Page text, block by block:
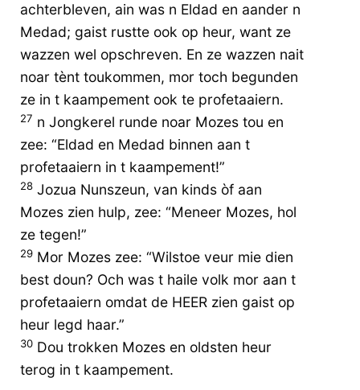
achterbleven, ain was n Eldad en aander n
Medad; gaist rustte ook op heur, want ze
wazzen wel opschreven. En ze wazzen nait
noar tènt toukommen, mor toch begunden
ze in t kaampement ook te profetaaiern.
27 n Jongkerel runde noar Mozes tou en
zee: “Eldad en Medad binnen aan t
profetaaiern in t kaampement!”
28 Jozua Nunszeun, van kinds òf aan
Mozes zien hulp, zee: “Meneer Mozes, hol
ze tegen!”
29 Mor Mozes zee: “Wilstoe veur mie dien
best doun? Och was t haile volk mor aan t
profetaaiern omdat de HEER zien gaist op
heur legd haar.”
30 Dou trokken Mozes en oldsten heur
terog in t kaampement.